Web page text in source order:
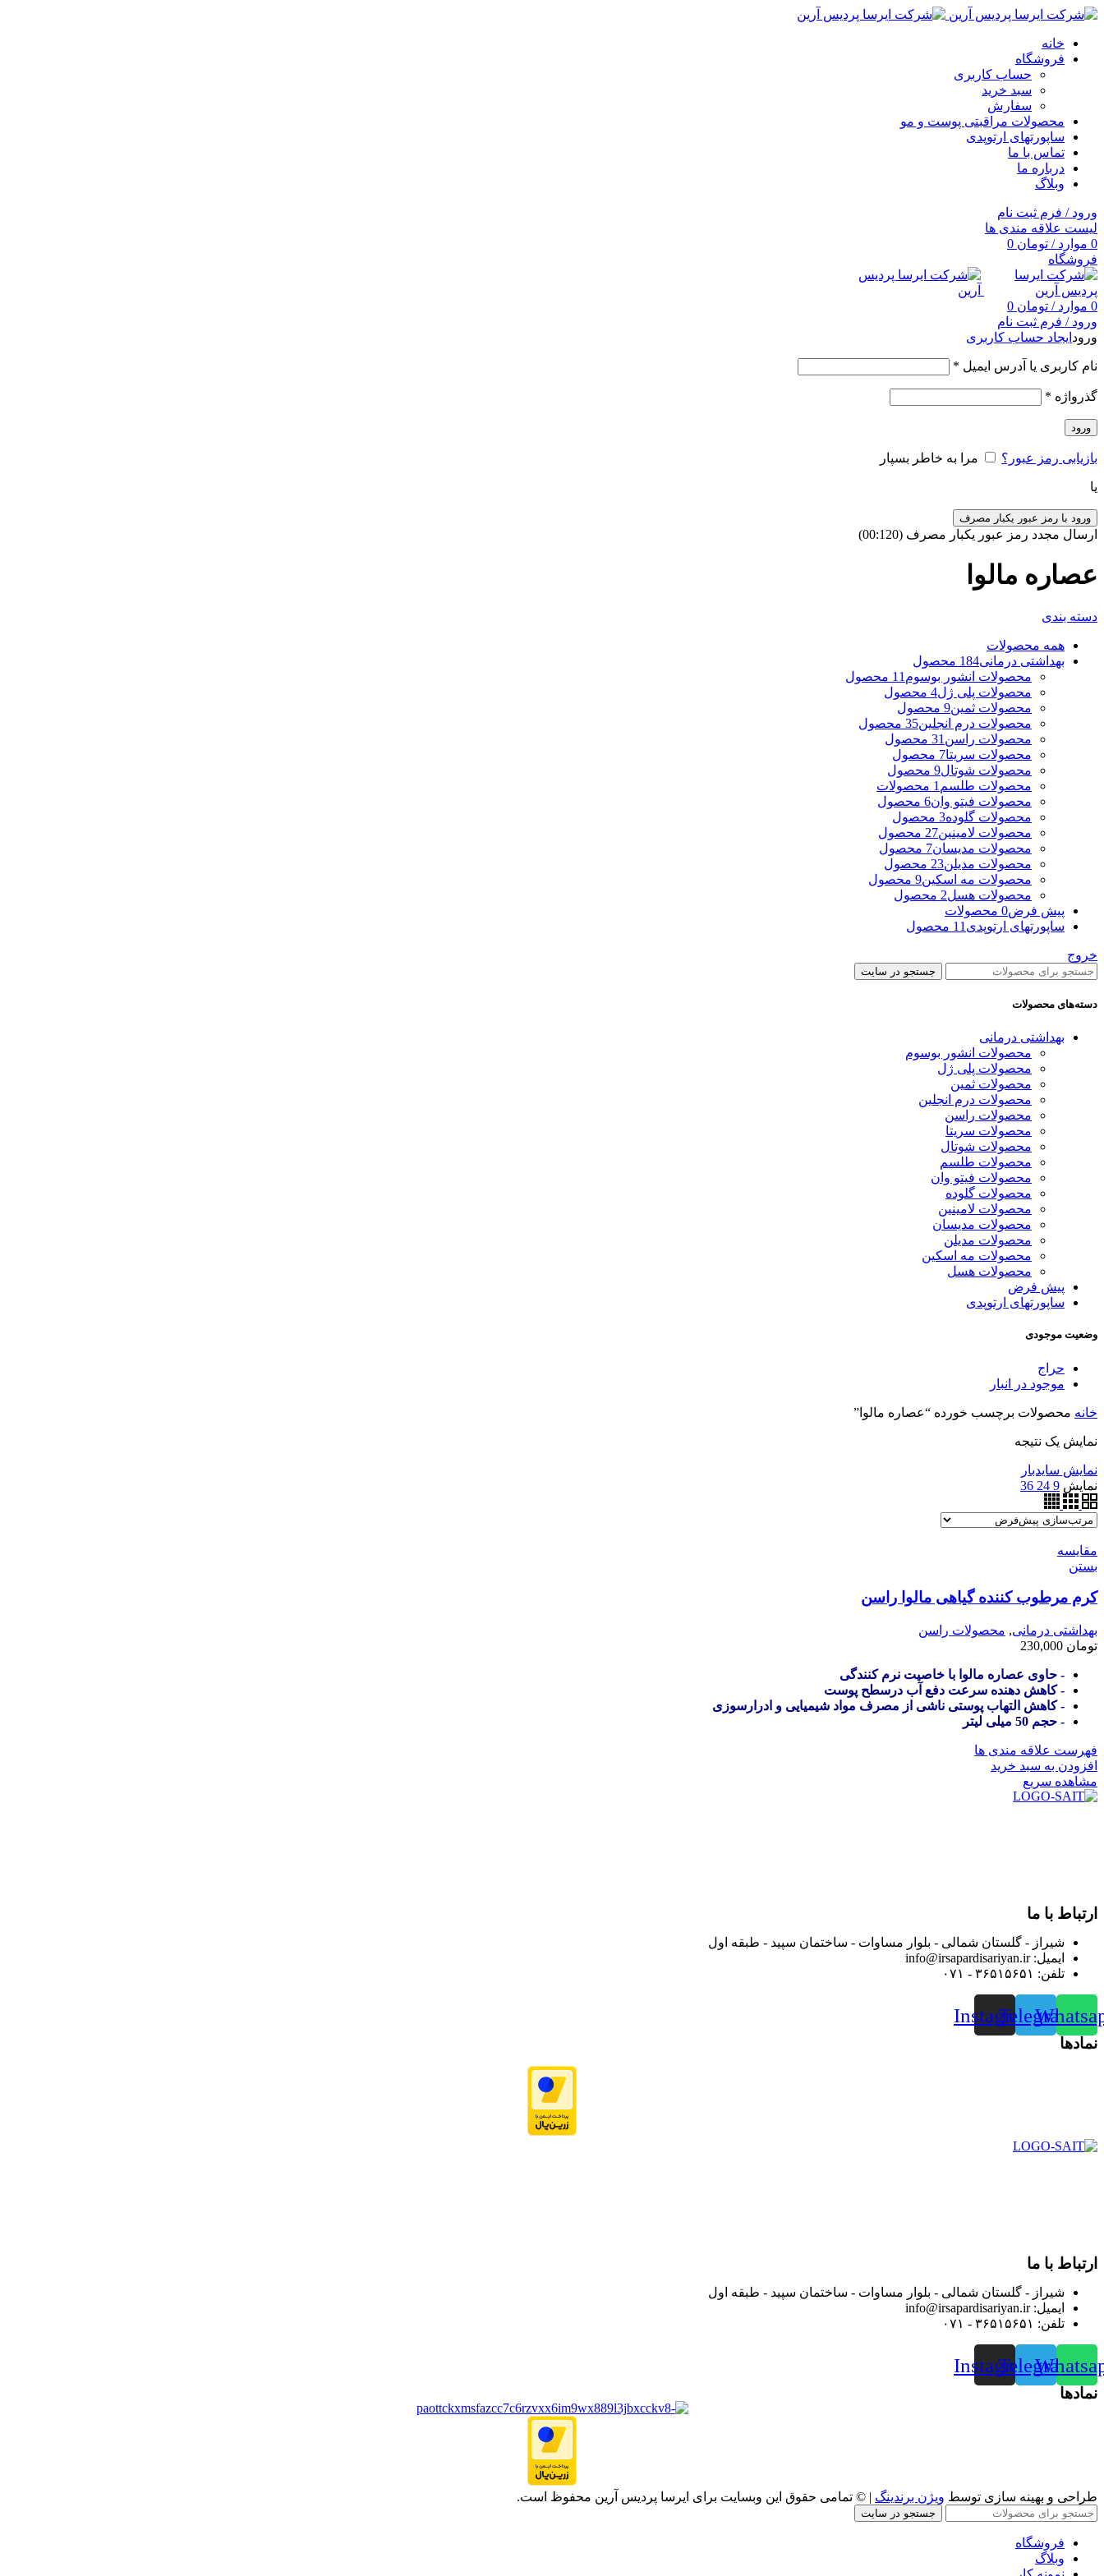
خانه
فروشگاه
حساب کاربری
سبد خرید
سفارش
محصولات مراقبتی پوست و مو
ساپورتهای ارتوپدی
تماس با ما
درباره ما
وبلاگ
ورود / فرم ثبت نام
لیست علاقه مندی ها
0 موارد / تومان
فروشگاه
0 موارد / تومان
ورود / فرم ثبت نام
ورود ایجاد حساب کاربری
نام کاربری یا آدرس ایمیل *
گذرواژه *
ورود
بازیابی رمز عبور؟ مرا به خاطر بسپار
یا
ورود با رمز عبور یکبار مصرف
ارسال مجدد رمز عبور یکبار مصرف (00:
120
)
عصاره مالوا
دسته بندی
همه محصولات
بهداشتی درمانی184 محصول
محصولات انشور بوسوم 11 محصول
محصولات پلی ژل4 محصول
محصولات ثمین9 محصول
محصولات درم انجلین35 محصول
محصولات راسن 31 محصول
محصولات سریتا7 محصول
محصولات شوتال9 محصول
محصولات طلسم 1 محصولات
محصولات فیتو وان6 محصول
محصولات گلوده3 محصول
محصولات لامینین27 محصول
محصولات مدیسان7 محصول
محصولات مدیلن23 محصول
محصولات مه اسکین9 محصول
محصولات هسل2 محصول
پیش فرض0 محصولات
ساپورتهای ارتوپدی 11 محصول
خروج
جستجو در سایت
دسته‌های محصولات
بهداشتی درمانی
محصولات انشور بوسوم
محصولات پلی ژل
محصولات ثمین
محصولات درم انجلین
محصولات راسن
محصولات سریتا
محصولات شوتال
محصولات طلسم
محصولات فیتو وان
محصولات گلوده
محصولات لامینین
محصولات مدیسان
محصولات مدیلن
محصولات مه اسکین
محصولات هسل
پیش فرض
ساپورتهای ارتوپدی
وضعیت موجودی
حراج
موجود در انبار
خانه محصولات برچسب خورده “عصاره مالوا”
نمایش یک نتیجه
نمایش سایدبار
نمایش 9
24
36
مقایسه
بستن
کرم مرطوب کننده گیاهی مالوا راسن
بهداشتی درمانی, محصولات راسن
تومان
- حاوی عصاره مالوا با خاصیت نرم کنندگی
- کاهش دهنده سرعت دفع آب درسطح پوست
- کاهش التهاب پوستی ناشی از مصرف مواد شیمیایی و ادرارسوزی
- حجم 50 میلی لیتر
فهرست علاقه مندی ها
افزودن به سبد خرید
مشاهده سریع
ارتباط با ما
شیراز - گلستان شمالی - بلوار مساوات - ساختمان سپید - طبقه اول
ایمیل: info@irsapardisariyan.ir
تلفن: ۳۶۵۱۵۶۵۱ - ۰۷۱
Telegram
Instagram
نمادها
ارتباط با ما
شیراز - گلستان شمالی - بلوار مساوات - ساختمان سپید - طبقه اول
ایمیل: info@irsapardisariyan.ir
تلفن: ۳۶۵۱۵۶۵۱ - ۰۷۱
Telegram
Instagram
نمادها
طراحی و بهینه سازی توسط ویژن برندینگ | © تمامی حقوق این وبسایت برای ایرسا پردیس آرین محفوظ است.
جستجو در سایت
فروشگاه
وبلاگ